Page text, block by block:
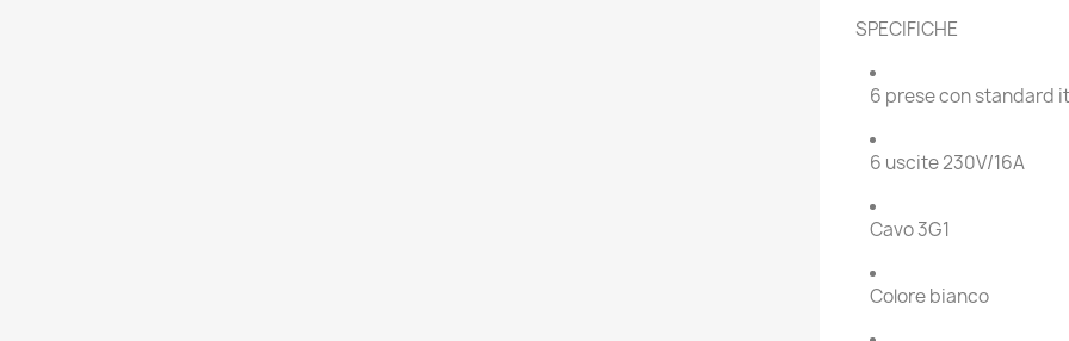
SPECIFICHE
6 prese con standard
6 uscite 230V/16A
Cavo 3G1
Colore bianco